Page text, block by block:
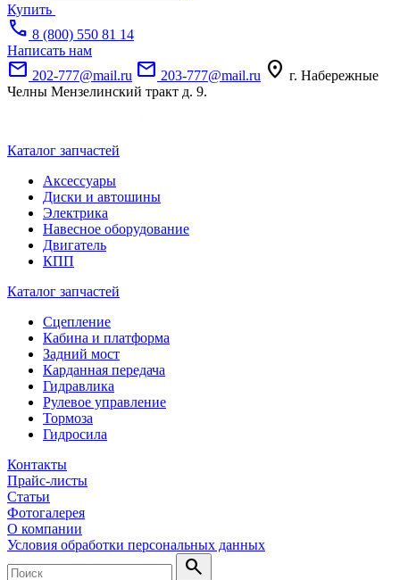
Купить
call 8 (800) 550 81 14
Написать нам
mail 202-777@mail.ru mail 203-777@mail.ru location_on г. Набережные
Челны Мензелинский тракт д. 9.
Каталог запчастей
Аксессуары
Диски и автошины
Электрика
Навесное оборудование
Двигатель
КПП
Каталог запчастей
Сцепление
Кабина и платформа
Задний мост
Карданная передача
Гидравлика
Рулевое управление
Тормоза
Гидросила
Контакты
Прайс-листы
Статьи
Фотогалерея
О компании
Условия обработки персональных данных
search